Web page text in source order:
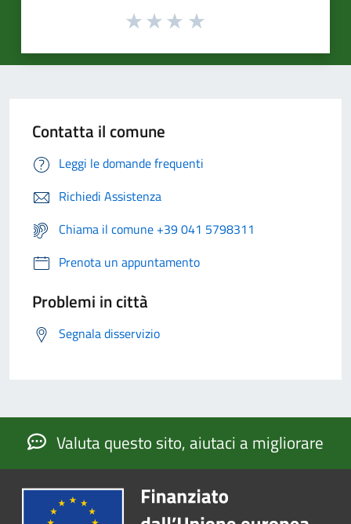
Contatta il comune
Leggi le domande frequenti
Richiedi Assistenza
Chiama il comune +39 041 5798311
Prenota un appuntamento
Problemi in città
Segnala disservizio
Valuta questo sito, aiutaci a migliorare